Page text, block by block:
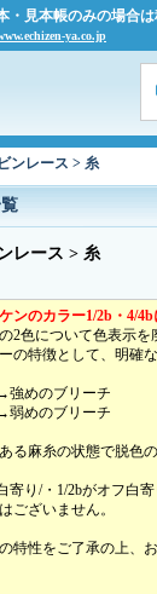
見本帳のみの場合は
ya.co.jp
ンレース > 糸
レース > 糸
ケンのカラー1/2b・4/4b
2色について色表示を
の特徴として、明確
強めのブリーチ
弱めのブリーチ
る麻糸の状態で脱色
寄り/・1/2bがオフ白
ございません。
特性をご了承の上、